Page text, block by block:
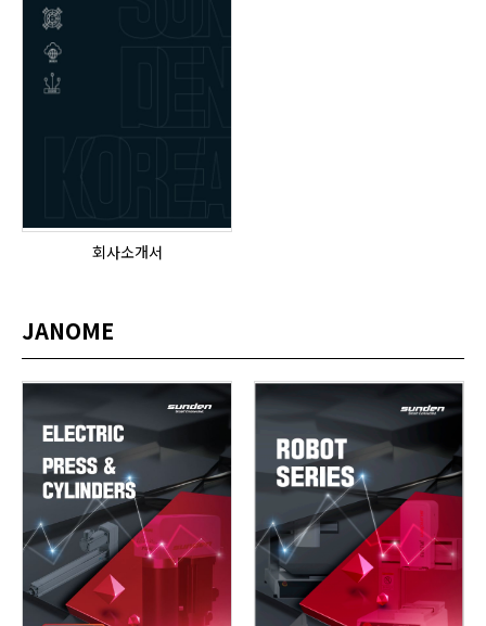
회사소개서
JANOME